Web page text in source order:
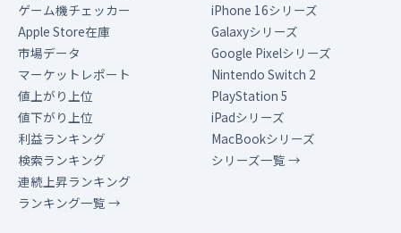
ゲーム機チェッカー
Apple Store在庫
市場データ
マーケットレポート
値上がり上位
値下がり上位
利益ランキング
検索ランキング
連続上昇ランキング
ランキング一覧 →
iPhone 16シリーズ
Galaxyシリーズ
Google Pixelシリーズ
Nintendo Switch 2
PlayStation 5
iPadシリーズ
MacBookシリーズ
シリーズ一覧 →